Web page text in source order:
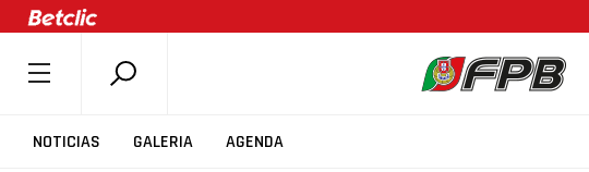
NOTICIAS GALERIA AGENDA
SOBRE A FPB